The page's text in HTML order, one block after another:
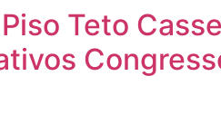
Teto